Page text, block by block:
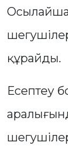
құрайды.
Есептеу